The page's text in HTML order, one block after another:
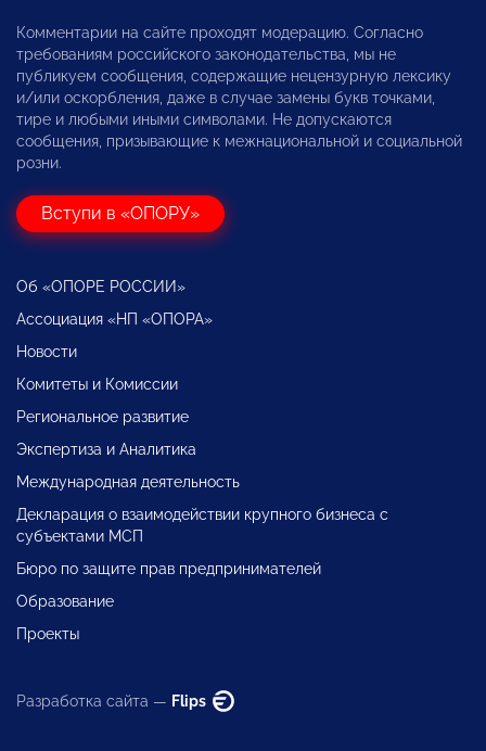
Комментарии на сайте проходят модерацию. Согласно
требованиям российского законодательства, мы не
публикуем сообщения, содержащие нецензурную лексику
и/или оскорбления, даже в случае замены букв точками,
тире и любыми иными символами. Не допускаются
сообщения, призывающие к межнациональной и социальной
розни.
Вступи в «ОПОРУ»
Об «ОПОРЕ РОССИИ»
Ассоциация «НП «ОПОРА»
Новости
Комитеты и Комиссии
Региональное развитие
Экспертиза и Аналитика
Международная деятельность
Декларация о взаимодействии крупного бизнеса с
субъектами МСП
Бюро по защите прав предпринимателей
Образование
Проекты
Разработка сайта — Flips